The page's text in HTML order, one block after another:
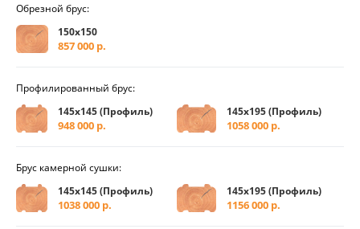
Обрезной брус:
150х150
857 000 р.
Профилированный брус:
145х145 (Профиль)
948 000 р.
145х195 (Профиль)
1058 000 р.
Брус камерной сушки:
145х145 (Профиль)
1038 000 р.
145х195 (Профиль)
1156 000 р.